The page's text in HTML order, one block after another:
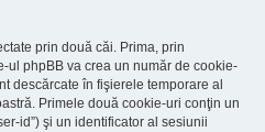
prin două căi. Prima, prin
ul phpBB va crea un număr de cookie-
descărcate în fişierele temporare al
Primele două cookie-uri conţin un
id”) şi un identificator al sesiunii